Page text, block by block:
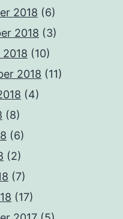
2018 (6)
2018 (3)
(10)
2018 (11)
(4)
(8)
(6)
(2)
(7)
(17)